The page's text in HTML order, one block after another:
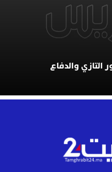
التازي والدفاع